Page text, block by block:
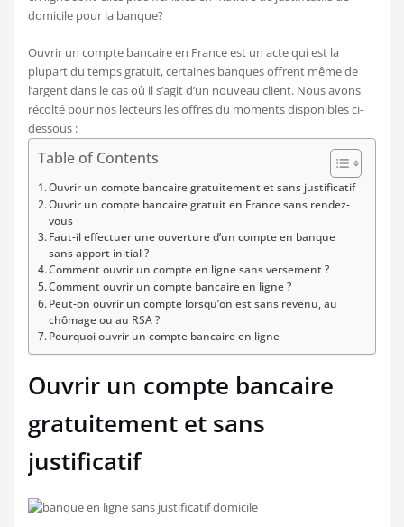
domicile pour la banque?
Ouvrir un compte bancaire en France est un acte qui est la
plupart du temps gratuit, certaines banques offrent même de
l’argent dans le cas où il s’agit d’un nouveau client. Nous avons
récolté pour nos lecteurs les offres du moments disponibles ci-
dessous :
Table of Contents
Ouvrir un compte bancaire gratuitement et sans justificatif
Ouvrir un compte bancaire gratuit en France sans rendez-
vous
Faut-il effectuer une ouverture d’un compte en banque
sans apport initial ?
Comment ouvrir un compte en ligne sans versement ?
Comment ouvrir un compte bancaire en ligne ?
Peut-on ouvrir un compte lorsqu’on est sans revenu, au
chômage ou au RSA ?
Pourquoi ouvrir un compte bancaire en ligne
Ouvrir un compte bancaire
gratuitement et sans
justificatif